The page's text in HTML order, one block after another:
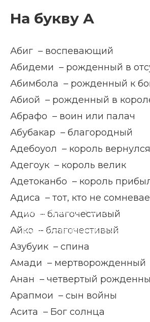
Главная страница
Блог
Мужские африканские имена
На букву А
Абиг – воспевающий
Абидеми – рожденный в
Абимбола – рожденный к
Абиой – рожденный в
Абрафо – воин или палач
Абубакар – благородный
Адебоуол – король вернулся
Адегоук – король велик
Адетоканбо – король
Адиса – тот, кто не
Адио – благочестивый
Айко – благочестивый
Азубуик – спина
Амади – мертворожденный
Анан – четвертый
Арапмои – сын войны
Асита – Бог солнца